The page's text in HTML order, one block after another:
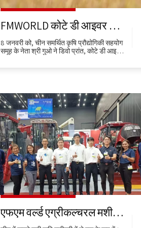
FMWORLD कोटे डी आइवर को चावल उत्पादन बढ़ाने में मदद करता है
8 जनवरी को, चीन समर्थित कृषि प्रौद्योगिकी सहयोग
समूह के नेता श्री गुओ ने डिवो प्रांत, कोटे डी आइवर
एफएम वर्ल्ड एग्रीकल्चरल मशीनरी ने सबसे बड़ी कृषि प्रदर्शनी - एग्रीटेक्निका एशिया इन द स्पॉट में 3 दिनों के दौरान नए गन्ना हार्वेस्टर और ट्रैक्टर सहित 30 मशीनें बेचीं